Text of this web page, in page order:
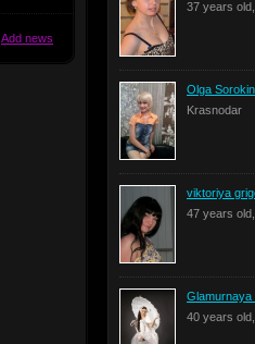
Add news
37 years
Olga
Krasnodar
viktoriya
47 years
40 years